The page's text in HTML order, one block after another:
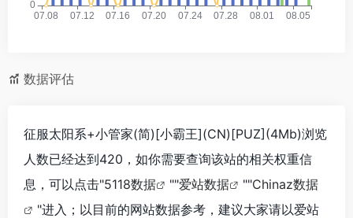
数据评估
征服太阳系+小管家(简)[小霸王](CN)[PUZ](4Mb)浏览
人数已经达到420，如你需要查询该站的相关权重信
息，可以点击"5118数据 ""爱站数据 ""Chinaz数据
"进入；以目前的网站数据参考，建议大家请以爱站